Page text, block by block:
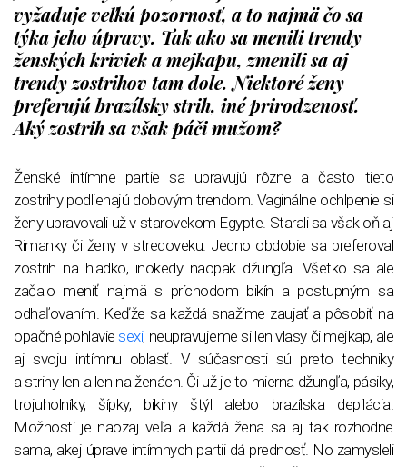
vyžaduje veľkú pozornosť, a to najmä čo sa
týka jeho úpravy. Tak ako sa menili trendy
ženských kriviek a mejkapu, zmenili sa aj
trendy zostrihov tam dole. Niektoré ženy
preferujú brazílsky strih, iné prirodzenosť.
Aký zostrih sa však páči mužom?
Ženské intímne partie sa upravujú rôzne a často tieto
zostrihy podliehajú dobovým trendom. Vaginálne ochlpenie si
ženy upravovali už v starovekom Egypte. Starali sa však oň aj
Rimanky či ženy v stredoveku. Jedno obdobie sa preferoval
zostrih na hladko, inokedy naopak džungľa. Všetko sa ale
začalo meniť najmä s príchodom bikín a postupným sa
odhaľovaním. Keďže sa každá snažíme zaujať a pôsobiť na
opačné pohlaviesexi, neupravujeme si len vlasy či mejkap, ale
aj svoju intímnu oblasť. V súčasnosti sú preto techniky
a strihy len a len na ženách. Či už je to mierna džungľa, pásiky,
trojuholníky, šípky, bikiny štýl alebo brazílska depilácia.
Možností je naozaj veľa a každá žena sa aj tak rozhodne
sama, akej úprave intímnych partii dá prednosť. No zamysleli